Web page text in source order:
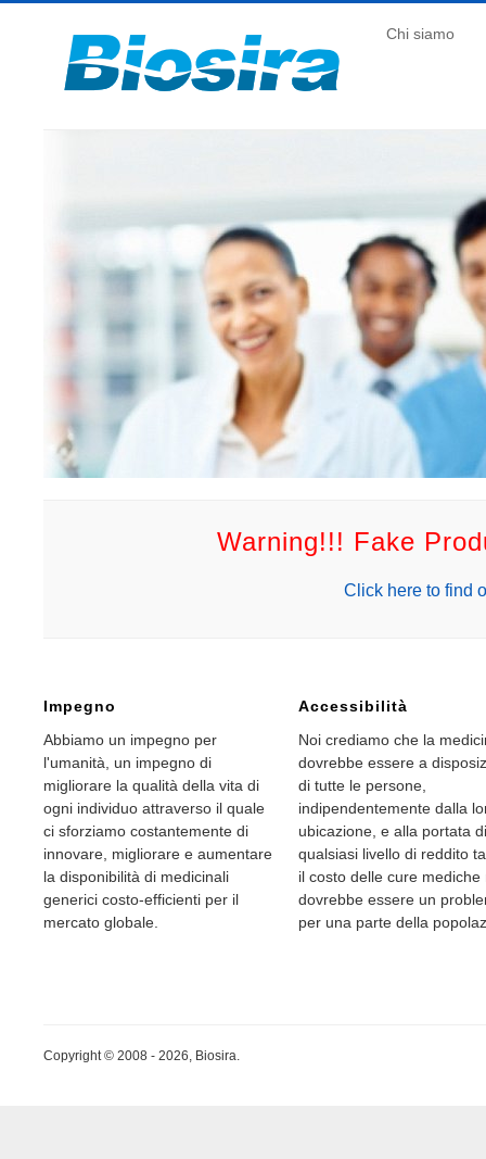
Chi siamo
Warning!!! Fake
Click here to find
Impegno
Abbiamo un impegno per
l'umanità, un impegno di
migliorare la qualità della vita di
ogni individuo attraverso il quale
ci sforziamo costantemente di
innovare, migliorare e aumentare
la disponibilità di medicinali
generici costo-efficienti per il
mercato globale.
Accessibilità
Noi crediamo che la
dovrebbe essere a
di tutte le persone,
indipendentemente dalla
ubicazione, e alla portata
qualsiasi livello di reddito
il costo delle cure mediche
dovrebbe essere un
per una parte della
Copyright © 2008 - 2026, Biosira.